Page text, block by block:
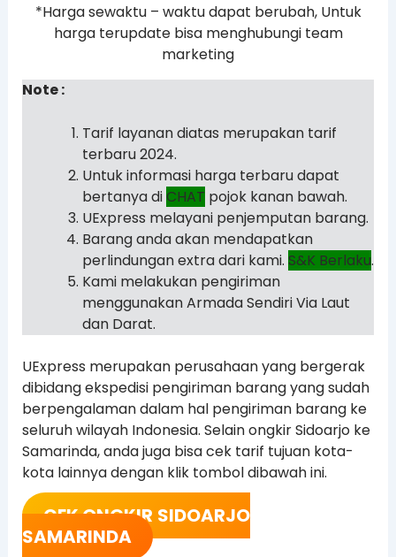
*Harga sewaktu – waktu dapat berubah, Untuk
harga terupdate bisa menghubungi team
marketing
Note :
Tarif layanan diatas merupakan tarif
terbaru 2024.
Untuk informasi harga terbaru dapat
bertanya diCHAT pojok kanan bawah.
UExpress melayani penjemputan barang.
Barang anda akan mendapatkan
perlindungan extra dari kami. S&K Berlaku.
Kami melakukan pengiriman
menggunakan Armada Sendiri Via Laut
dan Darat.
UExpress merupakan perusahaan yang bergerak
dibidang ekspedisi pengiriman barang yang sudah
berpengalaman dalam hal pengiriman barang ke
seluruh wilayah Indonesia. Selain ongkir Sidoarjo ke
Samarinda, anda juga bisa cek tarif tujuan kota-
kota lainnya dengan klik tombol dibawah ini.
CEK ONGKIR SIDOARJO
SAMARINDA